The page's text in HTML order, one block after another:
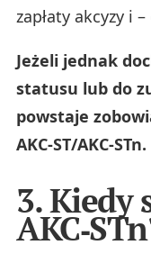
zapłaty akcyzy i
Jeżeli jednak
statusu lub do
powstaje
AKC‑ST/AKC‑STn.
3. Kiedy